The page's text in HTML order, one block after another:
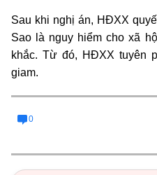
Sau khi nghị án, HĐXX
Sao là nguy hiểm cho xã
khắc. Từ đó, HĐXX tuyên
giam.
0